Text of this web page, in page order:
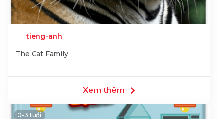
tieng-anh
The Cat Family
Xem thêm
0-3 tuổi